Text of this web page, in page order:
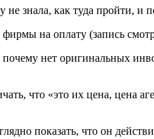
знала, как туда пройти, и
на оплату (запись
нет оригинальных
что «это их цена, цена
показать, что он